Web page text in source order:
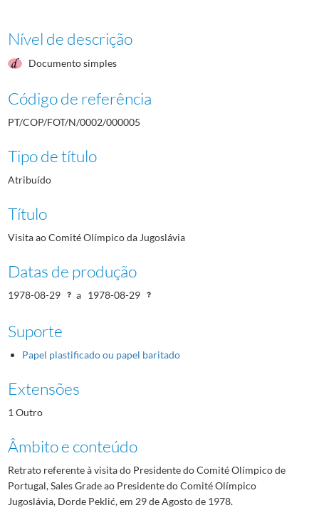
Nível de descrição
Documento simples
Código de referência
PT/COP/FOT/N/0002/000005
Tipo de título
Atribuído
Título
Visita ao Comité Olímpico da Jugoslávia
Datas de produção
1978-08-29 a 1978-08-29
Suporte
Papel plastificado ou papel baritado
Extensões
1 Outro
Âmbito e conteúdo
Retrato referente à visita do Presidente do Comité Olímpico de
Portugal, Sales Grade ao Presidente do Comité Olímpico
Jugoslávia, Dorde Peklić, em 29 de Agosto de 1978.